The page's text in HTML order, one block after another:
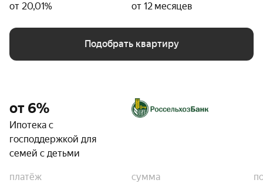
от 20,01%
от 12 месяцев
Подобрать квартиру
от 6%
Ипотека с
господдержкой для
семей с детьми
платёж
сумма